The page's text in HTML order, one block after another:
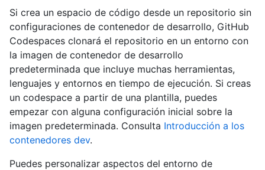
Si crea un espacio de código desde un repositorio sin
configuraciones de contenedor de desarrollo, GitHub
Codespaces clonará el repositorio en un entorno con
la imagen de contenedor de desarrollo
predeterminada que incluye muchas herramientas,
lenguajes y entornos en tiempo de ejecución. Si creas
un codespace a partir de una plantilla, puedes
empezar con alguna configuración inicial sobre la
imagen predeterminada. Consulta Introducción a los
contenedores dev.
Puedes personalizar aspectos del entorno de